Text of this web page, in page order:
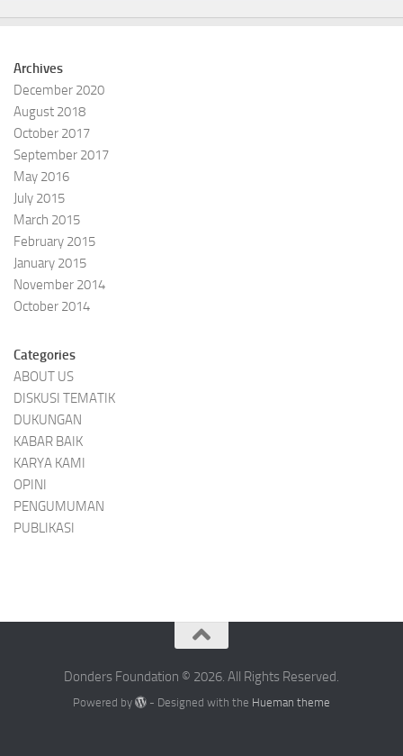
Archives
December 2020
August 2018
October 2017
September 2017
May 2016
July 2015
March 2015
February 2015
January 2015
November 2014
October 2014
Categories
ABOUT US
DISKUSI TEMATIK
DUKUNGAN
KABAR BAIK
KARYA KAMI
OPINI
PENGUMUMAN
PUBLIKASI
Donders Foundation © 2026. All Rights Reserved.
Powered by - Designed with the Hueman theme